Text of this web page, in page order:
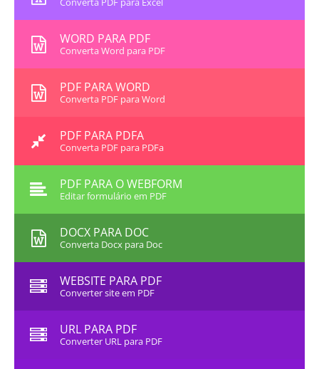
WORD PARA PDF
Converta Word para PDF
PDF PARA WORD
Converta PDF para Word
PDF PARA PDFA
Converta PDF para PDFa
PDF PARA O WEBFORM
Editar formulário em PDF
DOCX PARA DOC
Converta Docx para Doc
WEBSITE PARA PDF
Converter site em PDF
URL PARA PDF
Converter URL para PDF